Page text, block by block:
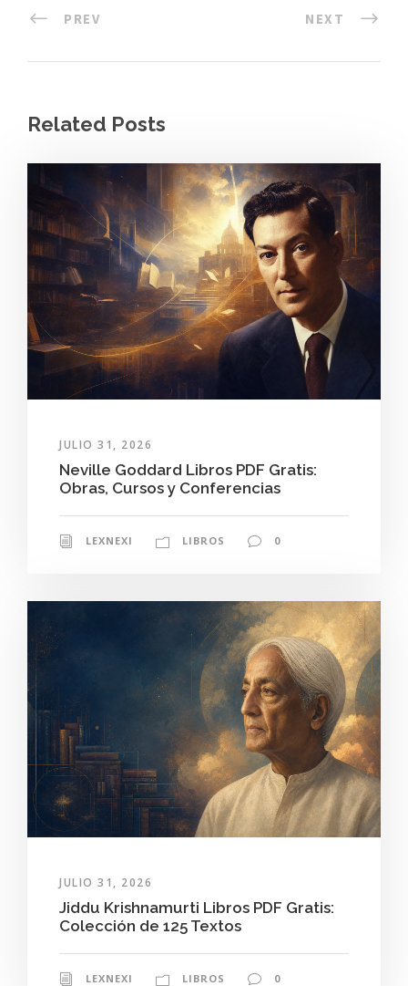
PREV NEXT
Related Posts
JULIO 31, 2026
Neville Goddard Libros PDF Gratis:
Obras, Cursos y Conferencias
LEXNEXI LIBROS 0
JULIO 31, 2026
Jiddu Krishnamurti Libros PDF Gratis:
Colección de 125 Textos
LEXNEXI LIBROS 0